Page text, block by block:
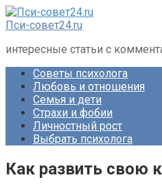
Перейти
к
Пси-совет24.ru
интересные статьи с
Советы психолога
Любовь и отношения
Семья и дети
Страхи и фобии
Личностный рост
Выбрать психолога
Как развить свою